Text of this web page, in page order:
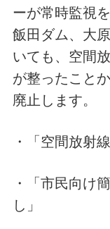
ーが常時監視
飯田ダム、大
いても、空間
が整ったこと
廃止します。
・「空間放射
・「市民向け
し」